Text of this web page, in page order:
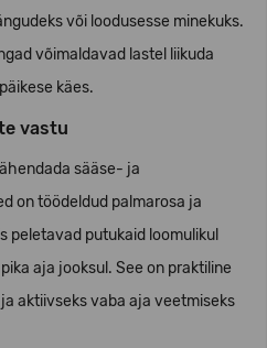
või loodusesse minekuks.
võimaldavad lastel liikuda
käes.
vastu
sääse- ja
on töödeldud palmarosa ja
peletavad putukaid loomulikul
aja jooksul. See on praktiline
aktiivseks vaba aja veetmiseks